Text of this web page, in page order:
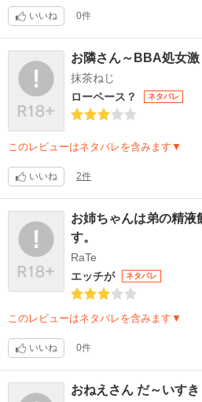
いいね 0件
お隣さん～BBA処女
抹茶ねじ
ローペース？
ネタバレ
このレビューはネタバレを含みます▼
いいね 2件
お姉ちゃんは弟の精液
す。
RaTe
エッチが
ネタバレ
このレビューはネタバレを含みます▼
いいね 0件
おねえさん だ～いすき